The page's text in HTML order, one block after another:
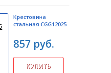
Крестовина
стальная CGG12025
857 руб.